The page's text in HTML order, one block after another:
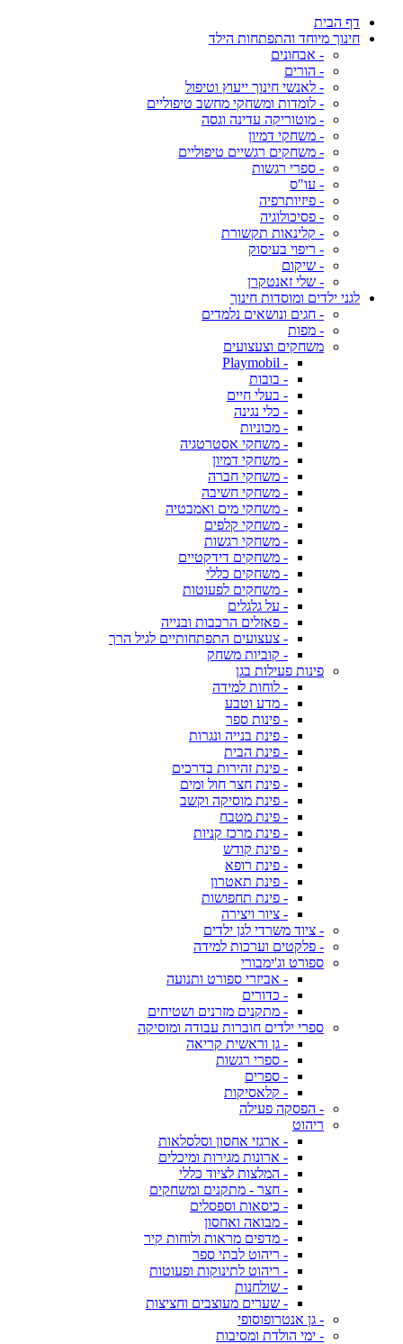
דף הבית
חינוך מיוחד והתפתחות הילד
- אבחונים
- הורים
- לאנשי חינוך ייעוץ וטיפול
- לומדות ומשחקי מחשב טיפוליים
- מוטוריקה עדינה וגסה
- משחקי דמיון
- משחקים רגשיים טיפוליים
- ספרי רגשות
- עו"ס
- פיזיותרפיה
- פסיכולוגיה
- קלינאות תקשורת
- ריפוי בעיסוק
- שיקום
- שלי זאנטקרן
לגני ילדים ומוסדות חינוך
- חגים ונושאים נלמדים
- מפות
משחקים וצעצועים
- Playmobil
- בובות
- בעלי חיים
- כלי נגינה
- מכוניות
- משחקי אסטרטגיה
- משחקי דמיון
- משחקי חברה
- משחקי חשיבה
- משחקי מים ואמבטיה
- משחקי קלפים
- משחקי רגשות
- משחקים דידקטיים
- משחקים כללי
- משחקים לפעוטות
- על גלגלים
- פאזלים הרכבות ובנייה
- צעצועים התפתחותיים לגיל הרך
- קוביות משחק
פינות פעילות בגן
- לוחות למידה
- מדע וטבע
- פינות ספר
- פינת בנייה ונגרות
- פינת הבית
- פינת זהירות בדרכים
- פינת חצר חול ומים
- פינת מוסיקה וקשב
- פינת מטבח
- פינת מרכז קניות
- פינת קודש
- פינת רופא
- פינת תאטרון
- פינת תחפושות
- ציור ויצירה
- ציוד משרדי לגן ילדים
- פלקטים וערכות למידה
ספורט וג'ימבורי
- אביזרי ספורט ותנועה
- כדורים
- מתקנים מזרנים ושטיחים
ספרי ילדים חוברות עבודה ומוסיקה
- גן וראשית קריאה
- ספרי רגשות
- ספרים
- קלאסיקות
- הפסקה פעילה
ריהוט
- ארגזי אחסון וסלסלאות
- ארונות מגירות ומיכלים
- המלצות לציוד כללי
- חצר - מתקנים ומשחקים
- כיסאות וספסלים
- מבואה ואחסון
- מדפים מראות ולוחות קיר
- ריהוט לבתי ספר
- ריהוט לתינוקות ופעוטות
- שולחנות
- שערים מעוצבים וחציצות
- גן אנטרופוסופי
- ימי הולדת ומסיבות